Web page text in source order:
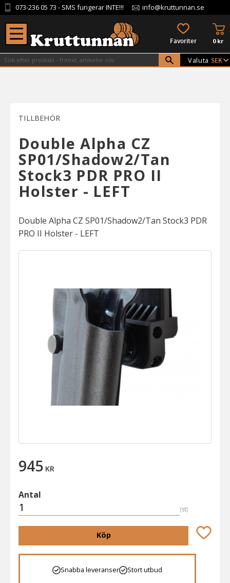
Meny
073-236 05 73 - SMS fungerar INTE!!! info@kruttunnan.se
FAVORITER 0kr
Valuta
TILLBEHÖR
Double Alpha CZ
SP01/Shadow2/Tan
Stock3 PDR PRO II
Holster - LEFT
Double Alpha CZ SP01/Shadow2/Tan Stock3 PDR
PRO II Holster - LEFT
945 KR
Antal
st
Köp Lägg till
Snabba leveranser Stort utbud